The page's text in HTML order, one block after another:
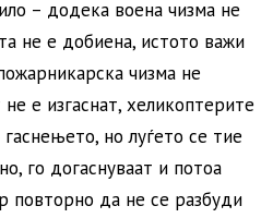
– додека воена чизма не
не е добиена, истото важи
чизма не
е изгаснат, хеликоптерите
но луѓето се тие
го догаснуваат и потоа
повторно да не се разбуди